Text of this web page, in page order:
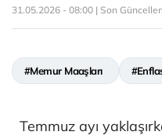
31.05.2026 - 08:00 | Son
#Memur Maaşları
Temmuz ayı